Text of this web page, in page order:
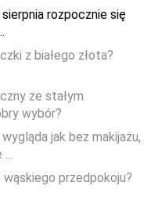
rozpocznie się
z białego złota?
ze stałym
wybór?
jak bez makijażu,
…
przedpokoju?